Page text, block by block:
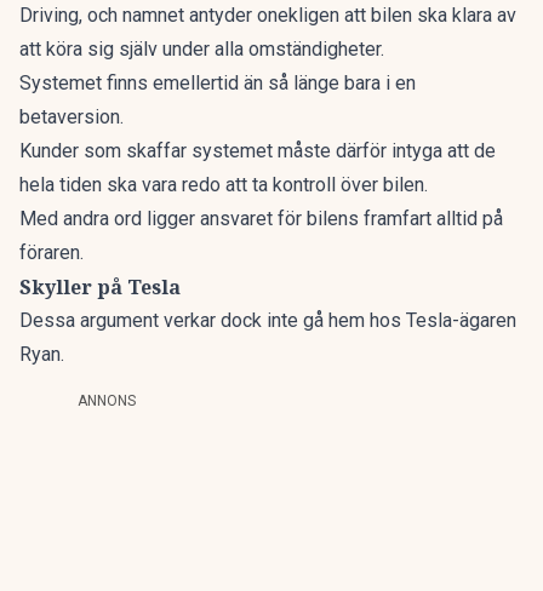
Driving, och namnet antyder onekligen att bilen ska klara av
att köra sig själv under alla omständigheter.
Systemet finns emellertid än så länge bara i en
betaversion.
Kunder som skaffar systemet måste därför intyga att de
hela tiden ska vara redo att ta kontroll över bilen.
Med andra ord ligger ansvaret för bilens framfart alltid på
föraren.
Skyller på Tesla
Dessa argument verkar dock inte gå hem hos Tesla-ägaren
Ryan.
ANNONS